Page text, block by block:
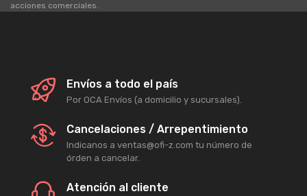
acciones comerciales.
Envíos a todo el país
Por OCA Envíos (a domicilio y sucursales).
Cancelaciones / Arrepentimiento
Indicanos a ventas@ofi-z.com tu número de
órden a cancelar.
Atención al cliente